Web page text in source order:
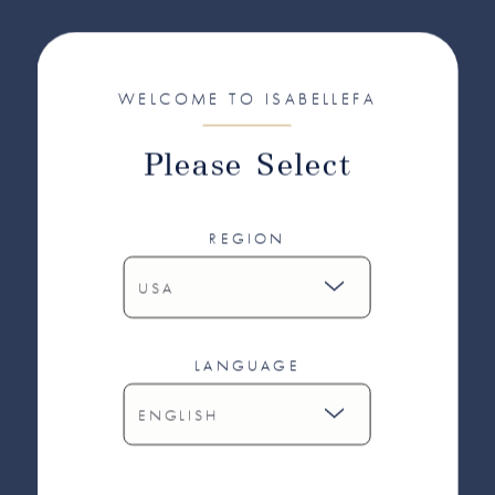
WELCOME TO ISABELLEFA
Please Select
REGION
LANGUAGE